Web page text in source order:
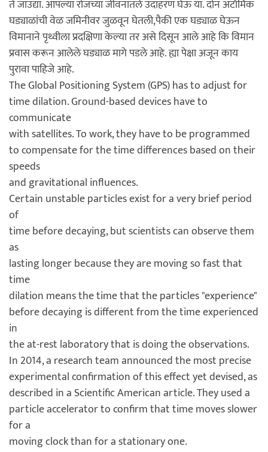
ते जाउद्या. आपल्या रोजच्या जीवनातले उदाहरण घेऊ या. दोन अटॉमिक
घड्याळांची वेळ जमिनीवर जुळवून घेतली,पैकी एक घड्याळ घेऊन
विमानाने पृथ्वीला प्रदक्षिणा केल्या तर असे दिसून आले आहे कि विमान
प्रवास करून आलेले घड्याळ मागे पडले आहे. ह्या पेक्षा अजून काय
पुरावा पाहिजे आहे.
The Global Positioning System (GPS) has to adjust for
time dilation. Ground-based devices have to
communicate
with satellites. To work, they have to be programmed
to compensate for the time differences based on their
speeds
and gravitational influences.
Certain unstable particles exist for a very brief period
of
time before decaying, but scientists can observe them
as
lasting longer because they are moving so fast that
time
dilation means the time that the particles "experience"
before decaying is different from the time experienced
in
the at-rest laboratory that is doing the observations.
In 2014, a research team announced the most precise
experimental confirmation of this effect yet devised, as
described in a Scientific American article. They used a
particle accelerator to confirm that time moves slower
for a
moving clock than for a stationary one.